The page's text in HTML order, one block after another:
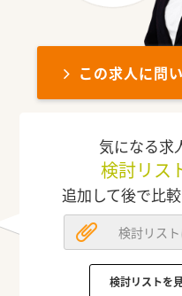
この求人に問
気になる求
検討リス
追加して後で比
検討リス
検討リストを